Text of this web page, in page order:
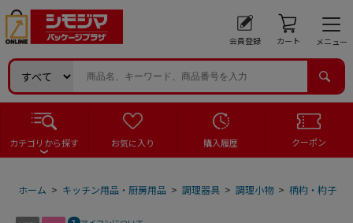
会員登録 カート メニュー
カテゴリから探す お気に入り 購入履歴 クーポン
ホーム > キッチン用品・厨房用品 > 調理器具 > 調理小物 > 柄杓・杓子